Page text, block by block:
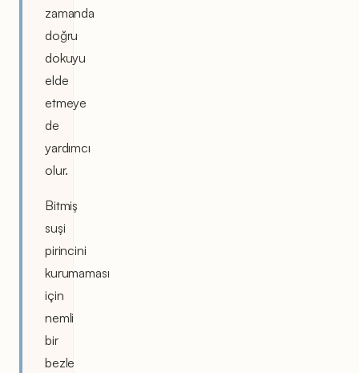
zamanda
doğru
dokuyu
elde
etmeye
de
yardımcı
olur.
Bitmiş
suşi
pirincini
kurumaması
için
nemli
bir
bezle